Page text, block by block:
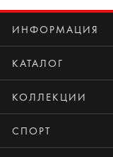
ИНФОРМАЦИЯ
КАТАЛОГ
КОЛЛЕКЦИИ
СПОРТ